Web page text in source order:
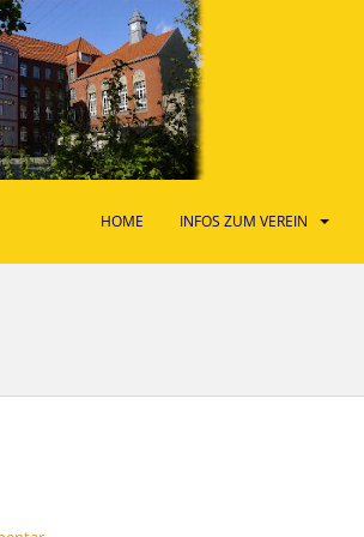
HOME INFOS ZUM VEREIN